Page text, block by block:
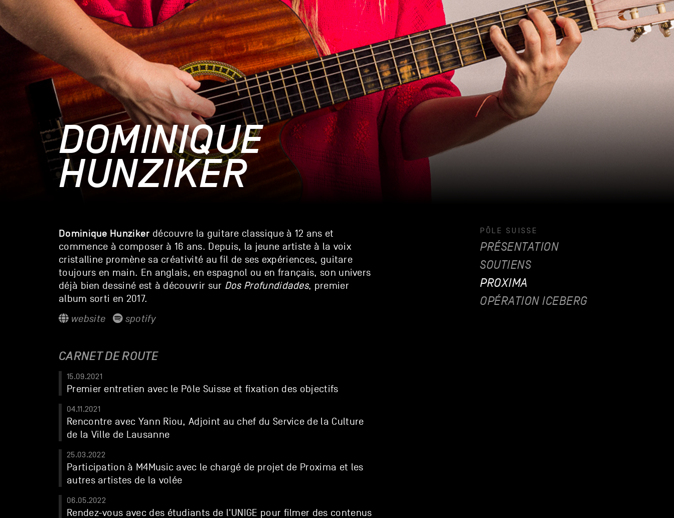
DOMINIQUE
HUNZIKER
Dominique Hunziker découvre la guitare classique à 12 ans et
commence à composer à 16 ans. Depuis, la jeune artiste à la voix
cristalline promène sa créativité au fil de ses expériences, guitare
toujours en main. En anglais, en espagnol ou en français, son univers
déjà bien dessiné est à découvrir sur Dos Profundidades, premier
album sorti en 2017.
website
spotify
CARNET DE ROUTE
15.09.2021
Premier entretien avec le Pôle Suisse et fixation des objectifs
04.11.2021
Rencontre avec Yann Riou, Adjoint au chef du Service de la Culture
de la Ville de Lausanne
25.03.2022
Participation à M4Music avec le chargé de projet de Proxima et les
autres artistes de la volée
06.05.2022
Rendez-vous avec des étudiants de l'UNIGE pour filmer des contenus
PÔLE SUISSE
PRÉSENTATION
SOUTIENS
PROXIMA
OPÉRATION ICEBERG